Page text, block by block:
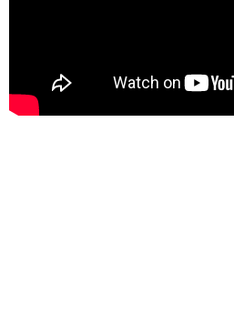
Karls Erlebnis-Dorf
Rövershagen